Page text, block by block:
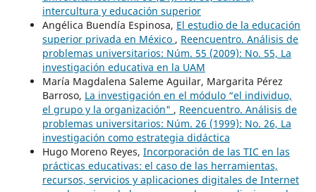
intercultura y educación superior
Angélica Buendía Espinosa, El estudio de la educación
superior privada en México , Reencuentro. Análisis de
problemas universitarios: Núm. 55 (2009): No. 55, La
investigación educativa en la UAM
María Magdalena Saleme Aguilar, Margarita Pérez
Barroso, La investigación en el módulo “el individuo,
el grupo y la organización" , Reencuentro. Análisis de
problemas universitarios: Núm. 26 (1999): No. 26, La
investigación como estrategia didáctica
Hugo Moreno Reyes, Incorporación de las TIC en las
prácticas educativas: el caso de las herramientas,
recursos, servicios y aplicaciones digitales de Internet